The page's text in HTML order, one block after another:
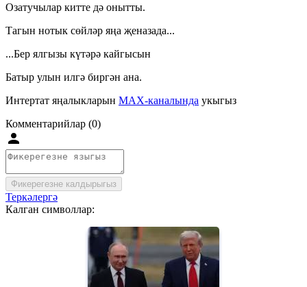
Озатучылар китте дә онытты.
Тагын нотык сөйләр яңа җеназада...
...Бер ялгызы күтәрә кайгысын
Батыр улын илгә биргән ана.
Интертат яңалыкларын MAX-каналында укыгыз
Комментарийлар (0)
Фикерегезне калдырыгыз
Теркәлергә
Калган символлар: